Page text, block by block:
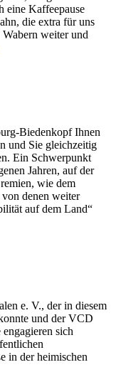
eine Kaffeepause
die extra für uns
weiter und
Biedenkopf Ihnen
und Sie gleichzeitig
Ein Schwerpunkt
Jahren, auf der
wie dem
denen weiter
auf dem Land“
e. V., der in diesem
und der VCD
sich
in der heimischen